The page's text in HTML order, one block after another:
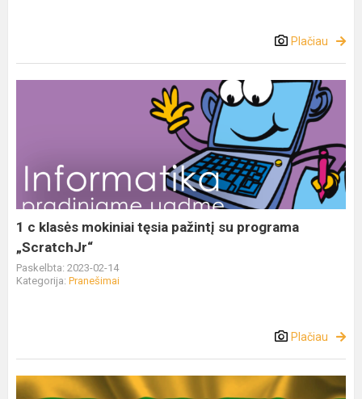
Plačiau
1 c klasės mokiniai tęsia pažintį su programa
„ScratchJr“
Paskelbta: 2023-02-14
Kategorija: Pranešimai
Plačiau